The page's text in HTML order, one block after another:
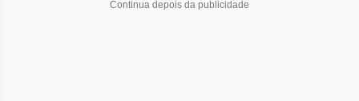
Continua depois da publicidade